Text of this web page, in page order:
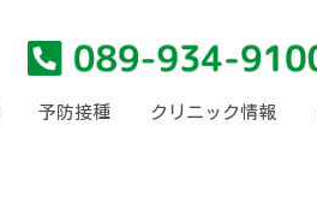
予防接種 クリニック情報